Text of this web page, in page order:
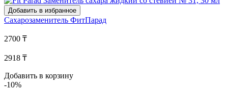
Добавить в избранное
Сахарозаменитель ФитПарад
2700 ₸
2918 ₸
Добавить в корзину
-10%